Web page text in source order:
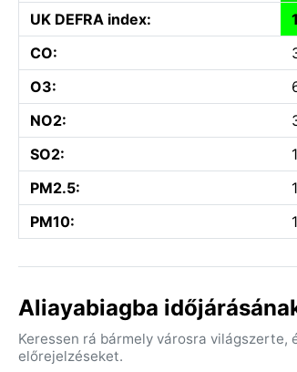
UK DEFRA index:
CO:
O3:
NO2:
SO2:
PM2.5:
PM10:
Aliayabiagba
Keressen rá bármely városra
előrejelzéseket.